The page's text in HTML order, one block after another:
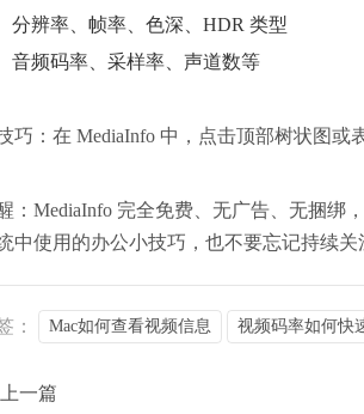
分辨率、帧率、色深、HDR 类型
音频码率、采样率、声道数等
巧：在 MediaInfo 中，点击顶部树状图或
：MediaInfo 完全免费、无广告、无捆绑
中使用的办公小技巧，也不要忘记持续关
： Mac如何查看视频信息 视频码率如何快
上一篇